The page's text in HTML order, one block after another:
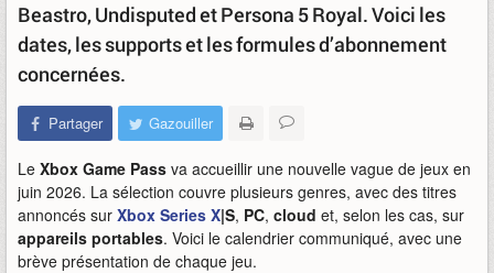
Beastro, Undisputed et Persona 5 Royal. Voici les
dates, les supports et les formules d’abonnement
concernées.
Partager Gazouiller
Le Xbox Game Pass va accueillir une nouvelle vague de jeux en
juin 2026. La sélection couvre plusieurs genres, avec des titres
annoncés sur Xbox Series X|S, PC, cloud et, selon les cas, sur
appareils portables. Voici le calendrier communiqué, avec une
brève présentation de chaque jeu.